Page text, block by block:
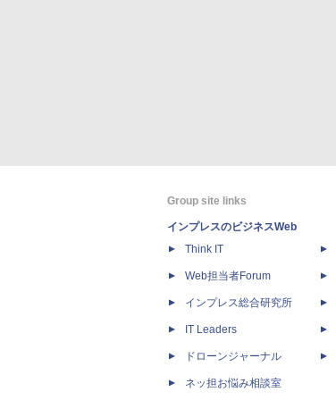
Group site links
インプレスのビジネスWeb
Think IT
Web担当者Forum
インプレス総合研究所
IT Leaders
ドローンジャーナル
ネッ担お悩み相談室